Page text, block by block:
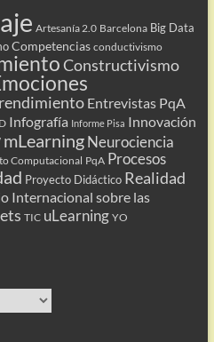
Artesanía 2.0 Barcelona Big Data
Competencias conductivismo
Constructivismo
Entrevistas PqA
Infografía Informe Pisa Innovación
mLearning Neurociencia
Computacional PqA Procesos
Proyecto Didáctico Realidad
Internacional sobre las
TIC uLearning YO